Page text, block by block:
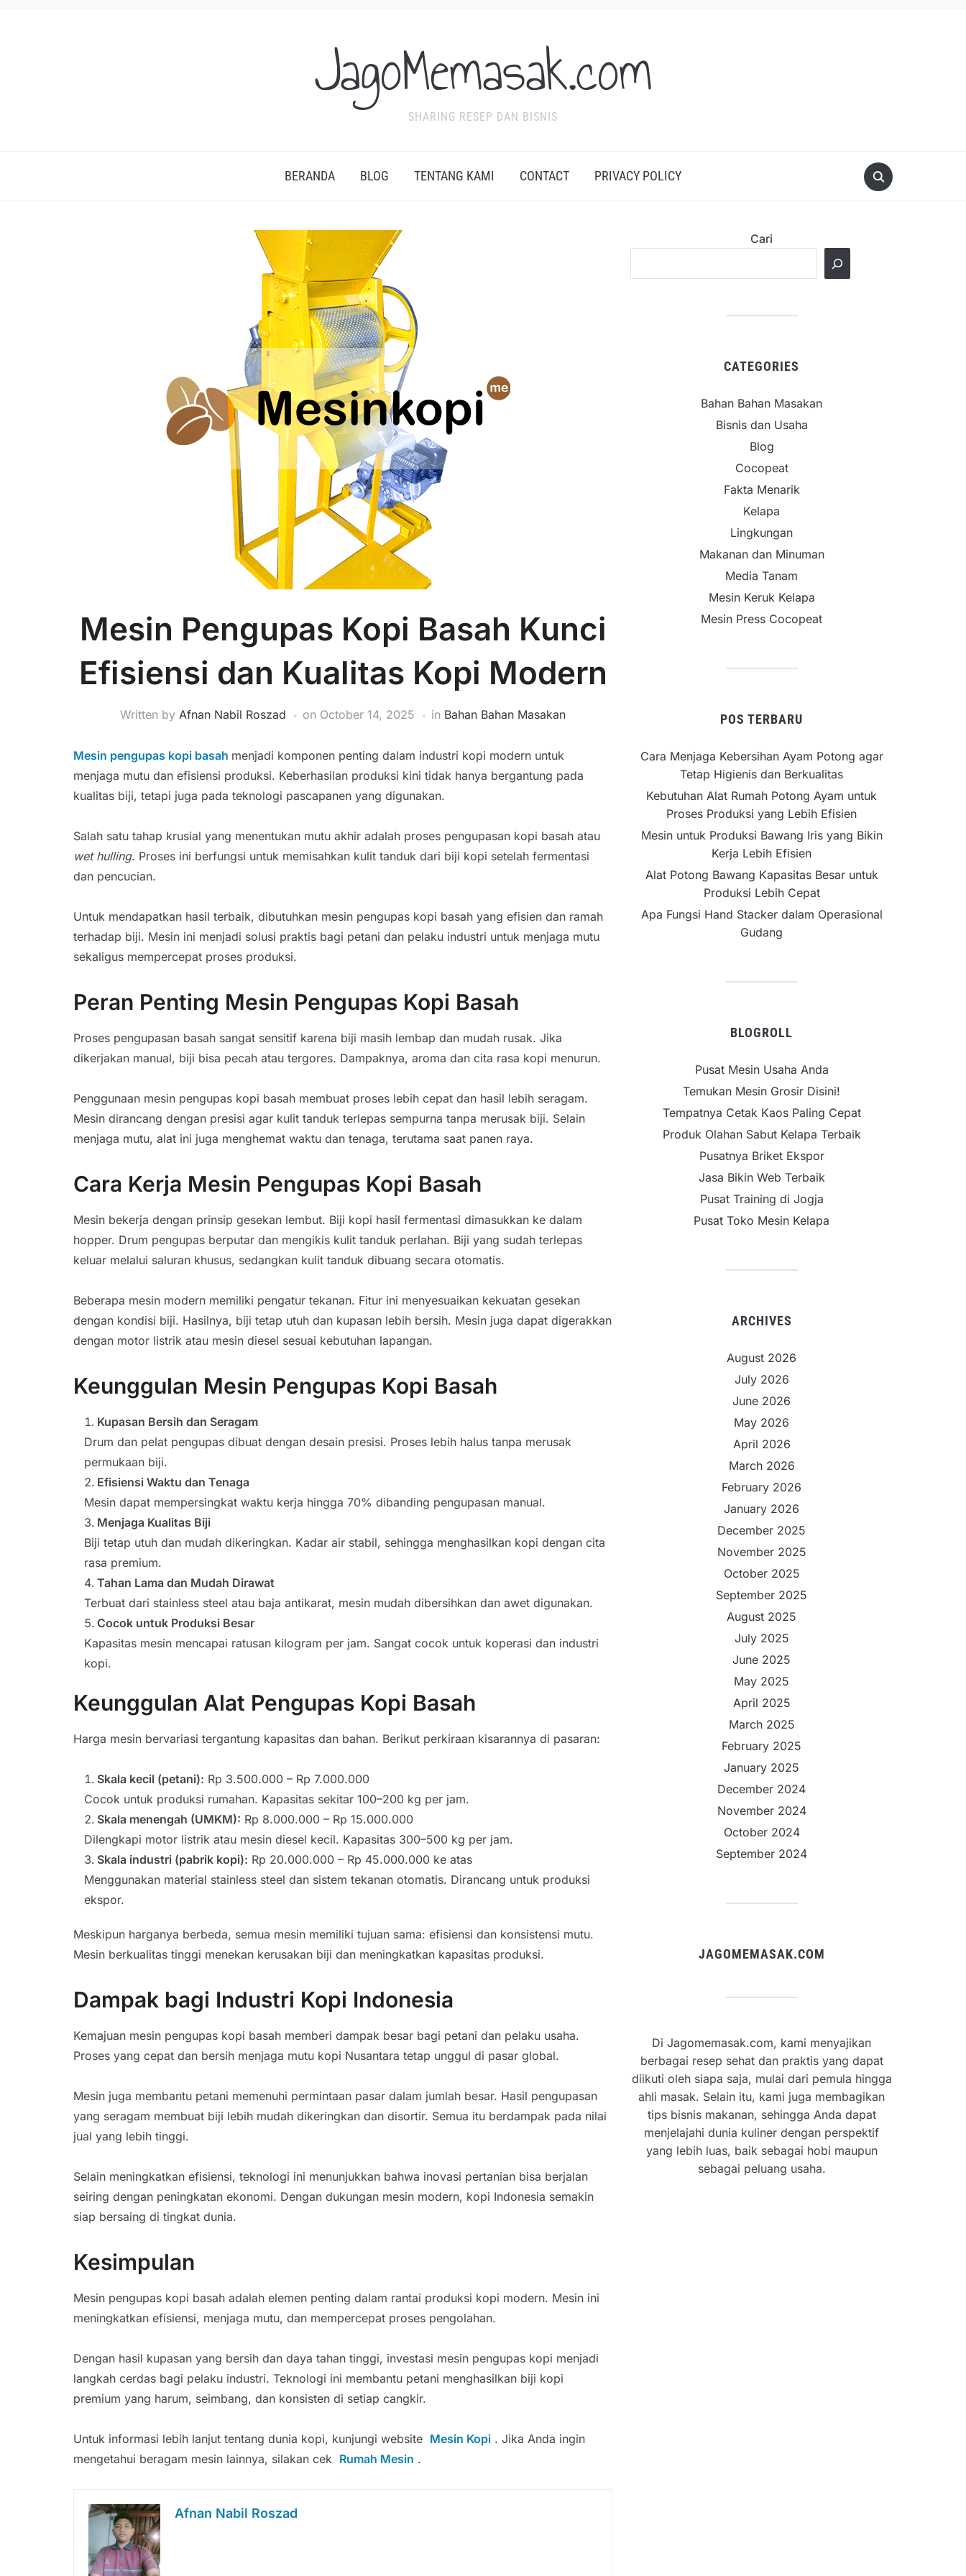
JagoMemasak.com
SHARING RESEP DAN BISNIS
BERANDA BLOG TENTANG KAMI CONTACT PRIVACY POLICY
Mesin Pengupas Kopi Basah Kunci
Efisiensi dan Kualitas Kopi Modern
Written by Afnan Nabil Roszad on October 14, 2025 in Bahan Bahan Masakan
Mesin pengupas kopi basah menjadi komponen penting dalam industri kopi modern untuk
menjaga mutu dan efisiensi produksi. Keberhasilan produksi kini tidak hanya bergantung pada
kualitas biji, tetapi juga pada teknologi pascapanen yang digunakan.
Salah satu tahap krusial yang menentukan mutu akhir adalah proses pengupasan kopi basah atau
wet hulling. Proses ini berfungsi untuk memisahkan kulit tanduk dari biji kopi setelah fermentasi
dan pencucian.
Untuk mendapatkan hasil terbaik, dibutuhkan mesin pengupas kopi basah yang efisien dan ramah
terhadap biji. Mesin ini menjadi solusi praktis bagi petani dan pelaku industri untuk menjaga mutu
sekaligus mempercepat proses produksi.
Peran Penting Mesin Pengupas Kopi Basah
Proses pengupasan basah sangat sensitif karena biji masih lembap dan mudah rusak. Jika
dikerjakan manual, biji bisa pecah atau tergores. Dampaknya, aroma dan cita rasa kopi menurun.
Penggunaan mesin pengupas kopi basah membuat proses lebih cepat dan hasil lebih seragam.
Mesin dirancang dengan presisi agar kulit tanduk terlepas sempurna tanpa merusak biji. Selain
menjaga mutu, alat ini juga menghemat waktu dan tenaga, terutama saat panen raya.
Cara Kerja Mesin Pengupas Kopi Basah
Mesin bekerja dengan prinsip gesekan lembut. Biji kopi hasil fermentasi dimasukkan ke dalam
hopper. Drum pengupas berputar dan mengikis kulit tanduk perlahan. Biji yang sudah terlepas
keluar melalui saluran khusus, sedangkan kulit tanduk dibuang secara otomatis.
Beberapa mesin modern memiliki pengatur tekanan. Fitur ini menyesuaikan kekuatan gesekan
dengan kondisi biji. Hasilnya, biji tetap utuh dan kupasan lebih bersih. Mesin juga dapat digerakkan
dengan motor listrik atau mesin diesel sesuai kebutuhan lapangan.
Keunggulan Mesin Pengupas Kopi Basah
Kupasan Bersih dan Seragam
Drum dan pelat pengupas dibuat dengan desain presisi. Proses lebih halus tanpa merusak
permukaan biji.
Efisiensi Waktu dan Tenaga
Mesin dapat mempersingkat waktu kerja hingga 70% dibanding pengupasan manual.
Menjaga Kualitas Biji
Biji tetap utuh dan mudah dikeringkan. Kadar air stabil, sehingga menghasilkan kopi dengan cita
rasa premium.
Tahan Lama dan Mudah Dirawat
Terbuat dari stainless steel atau baja antikarat, mesin mudah dibersihkan dan awet digunakan.
Cocok untuk Produksi Besar
Kapasitas mesin mencapai ratusan kilogram per jam. Sangat cocok untuk koperasi dan industri
kopi.
Keunggulan Alat Pengupas Kopi Basah
Harga mesin bervariasi tergantung kapasitas dan bahan. Berikut perkiraan kisarannya di pasaran:
Skala kecil (petani): Rp 3.500.000 – Rp 7.000.000
Cocok untuk produksi rumahan. Kapasitas sekitar 100–200 kg per jam.
Skala menengah (UMKM): Rp 8.000.000 – Rp 15.000.000
Dilengkapi motor listrik atau mesin diesel kecil. Kapasitas 300–500 kg per jam.
Skala industri (pabrik kopi): Rp 20.000.000 – Rp 45.000.000 ke atas
Menggunakan material stainless steel dan sistem tekanan otomatis. Dirancang untuk produksi
ekspor.
Meskipun harganya berbeda, semua mesin memiliki tujuan sama: efisiensi dan konsistensi mutu.
Mesin berkualitas tinggi menekan kerusakan biji dan meningkatkan kapasitas produksi.
Dampak bagi Industri Kopi Indonesia
Kemajuan mesin pengupas kopi basah memberi dampak besar bagi petani dan pelaku usaha.
Proses yang cepat dan bersih menjaga mutu kopi Nusantara tetap unggul di pasar global.
Mesin juga membantu petani memenuhi permintaan pasar dalam jumlah besar. Hasil pengupasan
yang seragam membuat biji lebih mudah dikeringkan dan disortir. Semua itu berdampak pada nilai
jual yang lebih tinggi.
Selain meningkatkan efisiensi, teknologi ini menunjukkan bahwa inovasi pertanian bisa berjalan
seiring dengan peningkatan ekonomi. Dengan dukungan mesin modern, kopi Indonesia semakin
siap bersaing di tingkat dunia.
Kesimpulan
Mesin pengupas kopi basah adalah elemen penting dalam rantai produksi kopi modern. Mesin ini
meningkatkan efisiensi, menjaga mutu, dan mempercepat proses pengolahan.
Dengan hasil kupasan yang bersih dan daya tahan tinggi, investasi mesin pengupas kopi menjadi
langkah cerdas bagi pelaku industri. Teknologi ini membantu petani menghasilkan biji kopi
premium yang harum, seimbang, dan konsisten di setiap cangkir.
Untuk informasi lebih lanjut tentang dunia kopi, kunjungi website Mesin Kopi . Jika Anda ingin
mengetahui beragam mesin lainnya, silakan cek Rumah Mesin .
Afnan Nabil Roszad
Cari
CATEGORIES
Bahan Bahan Masakan
Bisnis dan Usaha
Blog
Cocopeat
Fakta Menarik
Kelapa
Lingkungan
Makanan dan Minuman
Media Tanam
Mesin Keruk Kelapa
Mesin Press Cocopeat
POS TERBARU
Cara Menjaga Kebersihan Ayam Potong agar
Tetap Higienis dan Berkualitas
Kebutuhan Alat Rumah Potong Ayam untuk
Proses Produksi yang Lebih Efisien
Mesin untuk Produksi Bawang Iris yang Bikin
Kerja Lebih Efisien
Alat Potong Bawang Kapasitas Besar untuk
Produksi Lebih Cepat
Apa Fungsi Hand Stacker dalam Operasional
Gudang
BLOGROLL
Pusat Mesin Usaha Anda
Temukan Mesin Grosir Disini!
Tempatnya Cetak Kaos Paling Cepat
Produk Olahan Sabut Kelapa Terbaik
Pusatnya Briket Ekspor
Jasa Bikin Web Terbaik
Pusat Training di Jogja
Pusat Toko Mesin Kelapa
ARCHIVES
August 2026
July 2026
June 2026
May 2026
April 2026
March 2026
February 2026
January 2026
December 2025
November 2025
October 2025
September 2025
August 2025
July 2025
June 2025
May 2025
April 2025
March 2025
February 2025
January 2025
December 2024
November 2024
October 2024
September 2024
JAGOMEMASAK.COM
Di Jagomemasak.com, kami menyajikan
berbagai resep sehat dan praktis yang dapat
diikuti oleh siapa saja, mulai dari pemula hingga
ahli masak. Selain itu, kami juga membagikan
tips bisnis makanan, sehingga Anda dapat
menjelajahi dunia kuliner dengan perspektif
yang lebih luas, baik sebagai hobi maupun
sebagai peluang usaha.